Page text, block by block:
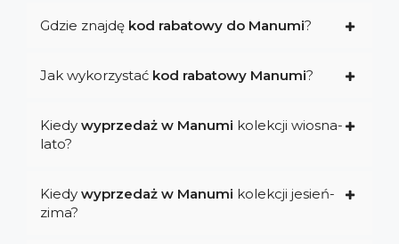
Gdzie znajdę kod rabatowy do Manumi?
Jak wykorzystać kod rabatowy Manumi?
Kiedy wyprzedaż w Manumi kolekcji wiosna-
lato?
Kiedy wyprzedaż w Manumi kolekcji jesień-
zima?